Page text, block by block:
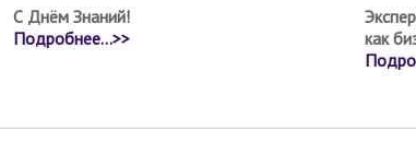
С Днём Знаний!
Подробнее...>>
как